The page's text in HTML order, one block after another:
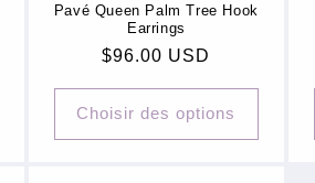
Pavé Queen Palm Tree Hook
Earrings
Prix
$96.00 USD
Choisir des options